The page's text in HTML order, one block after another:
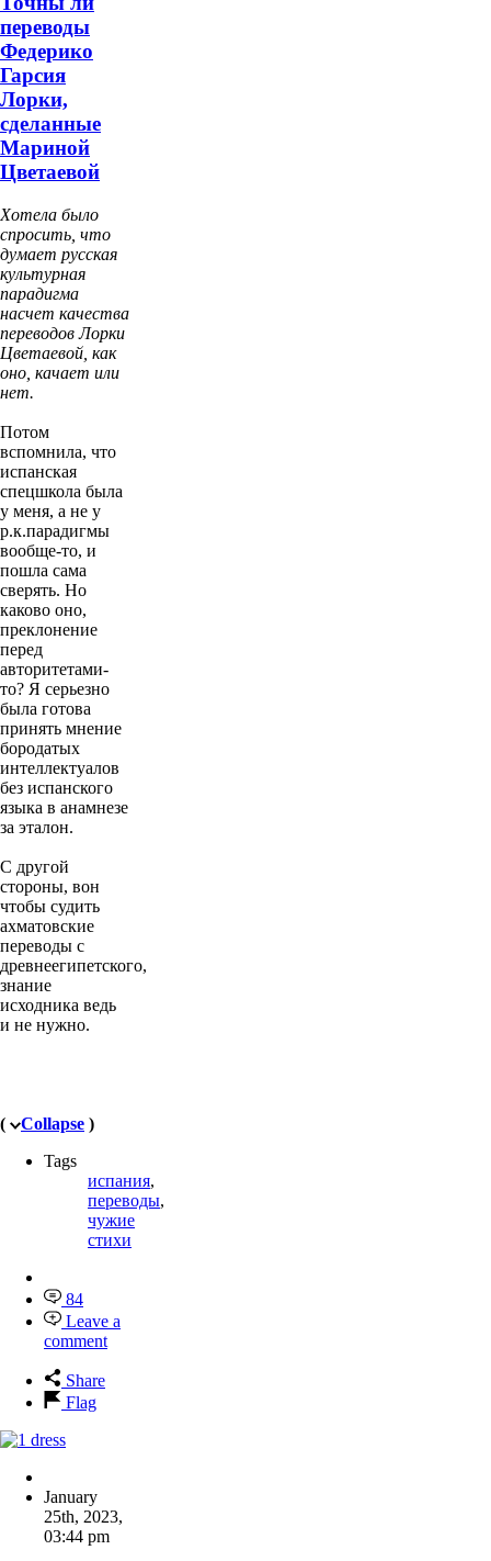
переводы
Федерико
Гарсия
Лорки,
сделанные
Мариной
Цветаевой
Хотела было
спросить, что
думает русская
культурная
парадигма
насчет качества
переводов Лорки
Цветаевой, как
оно, качает или
нет.
Потом
вспомнила, что
испанская
спецшкола была
у меня, а не у
р.к.парадигмы
вообще-то, и
пошла сама
сверять. Но
каково оно,
преклонение
перед
авторитетами-
то? Я серьезно
была готова
принять мнение
бородатых
интеллектуалов
без испанского
языка в анамнезе
за эталон.
С другой
стороны, вон
чтобы судить
ахматовские
переводы с
древнеегипетского,
знание
исходника ведь
и не нужно.
( Collapse )
Tags
испания,
переводы,
чужие
стихи
84
Leave a
comment
Share
Flag
January
25th, 2023,
03:44 pm